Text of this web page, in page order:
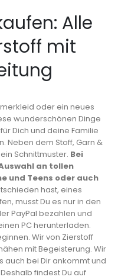
Alle
mit
oder ein neues
wunderschönen Dinge
Dich und deine Familie
Neben dem Stoff, Garn &
Schnittmuster. Bei
an tollen
und Teens oder auch
hast, eines
musst Du es nur in den
PayPal bezahlen und
PC herunterladen.
Wir von Zierstoff
mit Begeisterung. Wir
auch bei Dir ankommt und
findest Du auf